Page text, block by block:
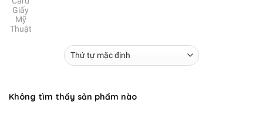
Giấy
Mỹ
Thuật
Không tìm thấy sản phẩm nào